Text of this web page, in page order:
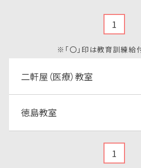
1
※「〇」印は教育訓練給
二軒屋（医療）教室
徳島教室
1